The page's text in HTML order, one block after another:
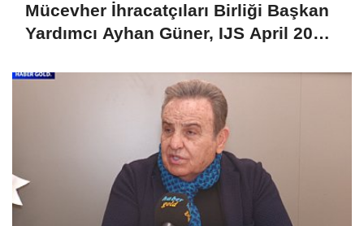
Mücevher İhracatçıları Birliği Başkan
Yardımcı Ayhan Güner, IJS April 2025